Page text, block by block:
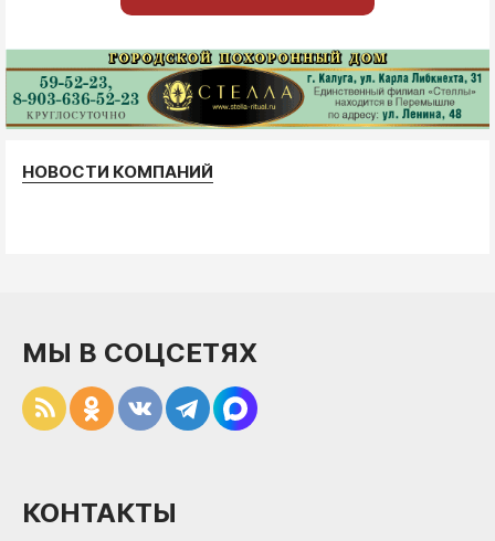
НОВОСТИ КОМПАНИЙ
МЫ В СОЦСЕТЯХ
КОНТАКТЫ